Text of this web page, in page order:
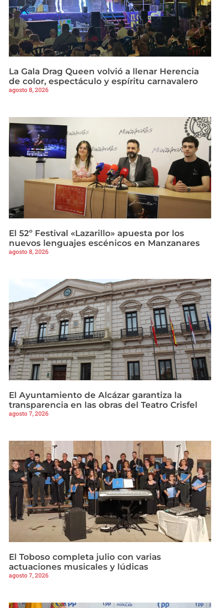
La Gala Drag Queen volvió a llenar Herencia
de color, espectáculo y espíritu carnavalero
agosto 8, 2026
El 52º Festival «Lazarillo» apuesta por los
nuevos lenguajes escénicos en Manzanares
agosto 8, 2026
El Ayuntamiento de Alcázar garantiza la
transparencia en las obras del Teatro Crisfel
agosto 7, 2026
El Toboso completa julio con varias
actuaciones musicales y lúdicas
agosto 7, 2026